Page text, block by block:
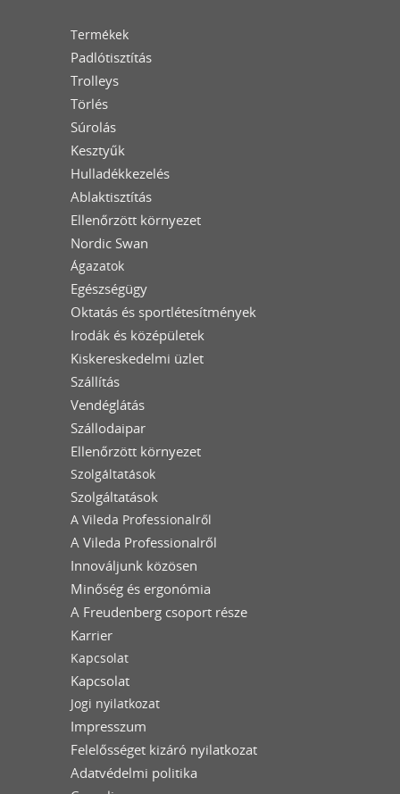
Termékek
Padlótisztítás
Trolleys
Törlés
Súrolás
Kesztyűk
Hulladékkezelés
Ablaktisztítás
Ellenőrzött környezet
Nordic Swan
Ágazatok
Egészségügy
Oktatás és sportlétesítmények
Irodák és középületek
Kiskereskedelmi üzlet
Szállítás
Vendéglátás
Szállodaipar
Ellenőrzött környezet
Szolgáltatások
Szolgáltatások
A Vileda Professionalről
A Vileda Professionalről
Innováljunk közösen
Minőség és ergonómia
A Freudenberg csoport része
Karrier
Kapcsolat
Kapcsolat
Jogi nyilatkozat
Impresszum
Felelősséget kizáró nyilatkozat
Adatvédelmi politika